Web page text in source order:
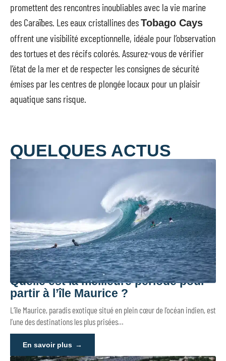
promettent des rencontres inoubliables avec la vie marine
des Caraïbes. Les eaux cristallines desTobago Cays
offrent une visibilité exceptionnelle, idéale pour l’observation
des tortues et des récifs colorés. Assurez-vous de vérifier
l’état de la mer et de respecter les consignes de sécurité
émises par les centres de plongée locaux pour un plaisir
aquatique sans risque.
QUELQUES ACTUS
Quelle est la meilleure période pour
partir à l’île Maurice ?
L’île Maurice, paradis exotique situé en plein cœur de l’océan indien, est
l’une des destinations les plus prisées…
En savoir plus